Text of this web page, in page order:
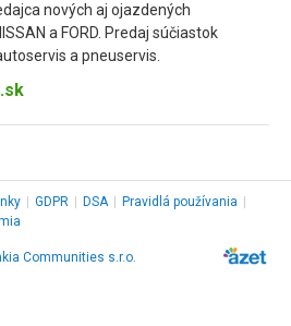
nových aj ojazdených
a FORD. Predaj súčiastok
a pneuservis.
GDPR DSA Pravidlá používania
Communities s.r.o.